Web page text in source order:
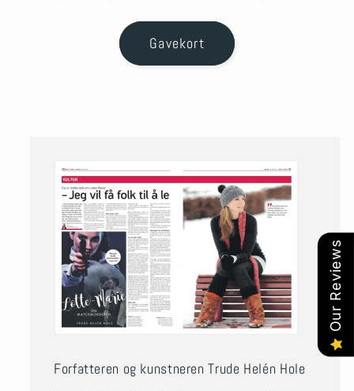
Gavekort
Forfatteren og kunstneren Trude Helén Hole
Our Reviews